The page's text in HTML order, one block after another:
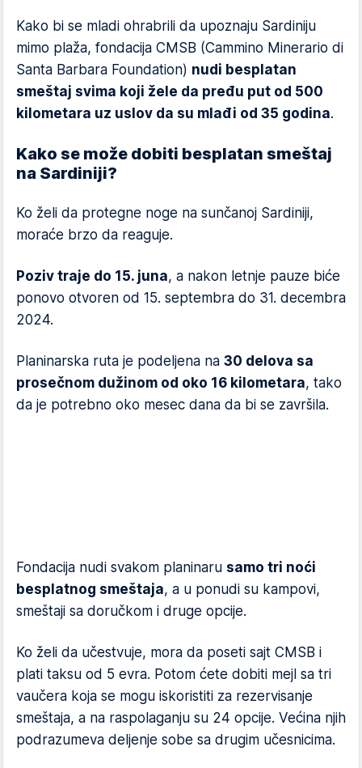
Kako bi se mladi ohrabrili da upoznaju Sardiniju
mimo plaža, fondacija CMSB (Cammino Minerario di
Santa Barbara Foundation) nudi besplatan
smeštaj svima koji žele da pređu put od 500
kilometara uz uslov da su mlađi od 35 godina.
Kako se može dobiti besplatan smeštaj
na Sardiniji?
Ko želi da protegne noge na sunčanoj Sardiniji,
moraće brzo da reaguje.
Poziv traje do 15. juna, a nakon letnje pauze biće
ponovo otvoren od 15. septembra do 31. decembra
2024.
Planinarska ruta je podeljena na 30 delova sa
prosečnom dužinom od oko 16 kilometara, tako
da je potrebno oko mesec dana da bi se završila.
Fondacija nudi svakom planinaru samo tri noći
besplatnog smeštaja, a u ponudi su kampovi,
smeštaji sa doručkom i druge opcije.
Ko želi da učestvuje, mora da poseti sajt CMSB i
plati taksu od 5 evra. Potom ćete dobiti mejl sa tri
vaučera koja se mogu iskoristiti za rezervisanje
smeštaja, a na raspolaganju su 24 opcije. Većina njih
podrazumeva deljenje sobe sa drugim učesnicima.